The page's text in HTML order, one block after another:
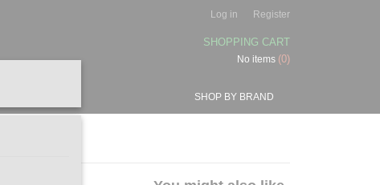
Log in Register
SHOPPING CART
No items (0)
SHOP BY BRAND